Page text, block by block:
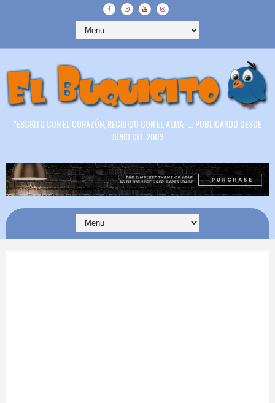
"ESCRITO CON EL CORAZÓN, RECIBIDO CON EL ALMA" ... PUBLICANDO DESDE
JUNIO DEL 2003